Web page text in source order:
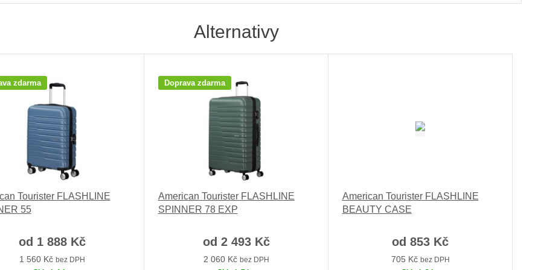
Alternativy
zdarma
Tourister FLASHLINE
55
od 1 888 Kč
1 560 Kč bez DPH
Doprava zdarma
American Tourister FLASHLINE
SPINNER 78 EXP
od 2 493 Kč
2 060 Kč bez DPH
American Tourister FLASHLINE
BEAUTY CASE
od 853 Kč
705 Kč bez DPH